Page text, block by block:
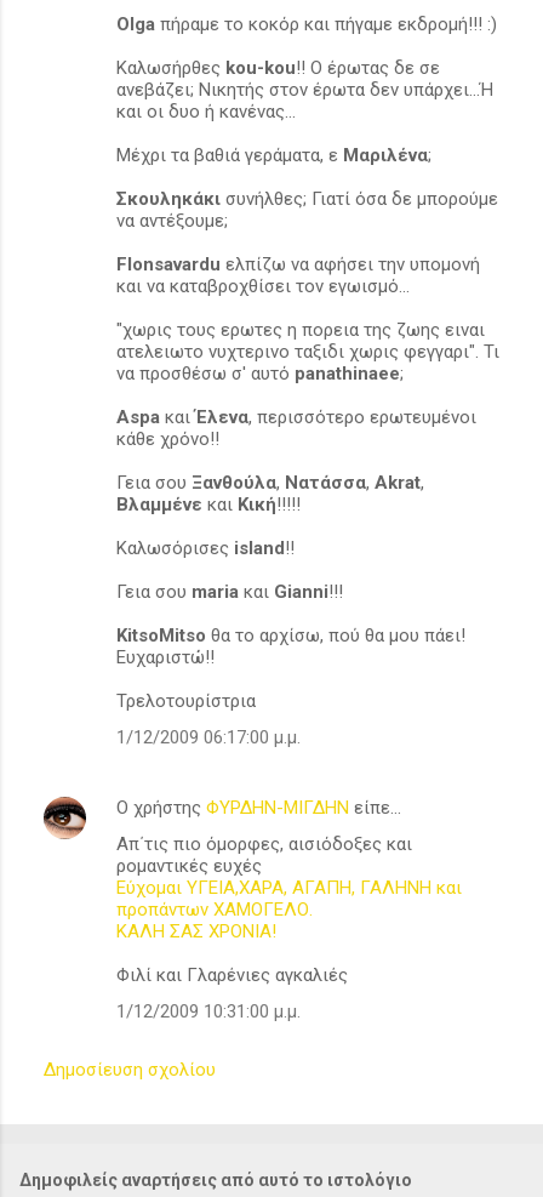
Olga πήραμε το κοκόρ και πήγαμε εκδρομή!!! :)
Καλωσήρθες kou-kou!! Ο έρωτας δε σε
ανεβάζει; Νικητής στον έρωτα δεν υπάρχει...Ή
και οι δυο ή κανένας...
Μέχρι τα βαθιά γεράματα, ε Μαριλένα;
Σκουληκάκι συνήλθες; Γιατί όσα δε μπορούμε
να αντέξουμε;
Flonsavardu ελπίζω να αφήσει την υπομονή
και να καταβροχθίσει τον εγωισμό...
"χωρις τους ερωτες η πορεια της ζωης ειναι
ατελειωτο νυχτερινο ταξιδι χωρις φεγγαρι". Τι
να προσθέσω σ' αυτό panathinaee;
Aspa καιΈλενα, περισσότερο ερωτευμένοι
κάθε χρόνο!!
Γεια σου Ξανθούλα, Νατάσσα, Akrat,
Βλαμμένε και Κική!!!!!
Καλωσόρισες island!!
Γεια σου maria και Gianni!!!
KitsoMitso θα το αρχίσω, πού θα μου πάει!
Ευχαριστώ!!
Τρελοτουρίστρια
1/12/2009 06:17:00 μ.μ.
Ο χρήστης ΦΥΡΔΗΝ-ΜΙΓΔΗΝ είπε…
Απ΄τις πιο όμορφες, αισιόδοξες και
ρομαντικές ευχές
Εύχομαι ΥΓΕΙΑ,ΧΑΡΑ, ΑΓΑΠΗ, ΓΑΛΗΝΗ και
προπάντων ΧΑΜΟΓΕΛΟ.
ΚΑΛΗ ΣΑΣ ΧΡΟΝΙΑ!
Φιλί και Γλαρένιες αγκαλιές
1/12/2009 10:31:00 μ.μ.
Δημοσίευση σχολίου
Δημοφιλείς αναρτήσεις από αυτό το ιστολόγιο